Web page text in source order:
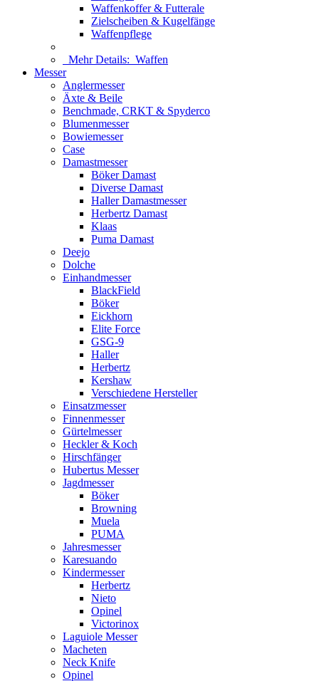
Waffenkoffer & Futterale
Zielscheiben & Kugelfänge
Waffenpflege
Mehr Details: Waffen
Messer
Anglermesser
Äxte & Beile
Benchmade, CRKT & Spyderco
Blumenmesser
Bowiemesser
Case
Damastmesser
Böker Damast
Diverse Damast
Haller Damastmesser
Herbertz Damast
Klaas
Puma Damast
Deejo
Dolche
Einhandmesser
BlackField
Böker
Eickhorn
Elite Force
GSG-9
Haller
Herbertz
Kershaw
Verschiedene Hersteller
Einsatzmesser
Finnenmesser
Gürtelmesser
Heckler & Koch
Hirschfänger
Hubertus Messer
Jagdmesser
Böker
Browning
Muela
PUMA
Jahresmesser
Karesuando
Kindermesser
Herbertz
Nieto
Opinel
Victorinox
Laguiole Messer
Macheten
Neck Knife
Opinel